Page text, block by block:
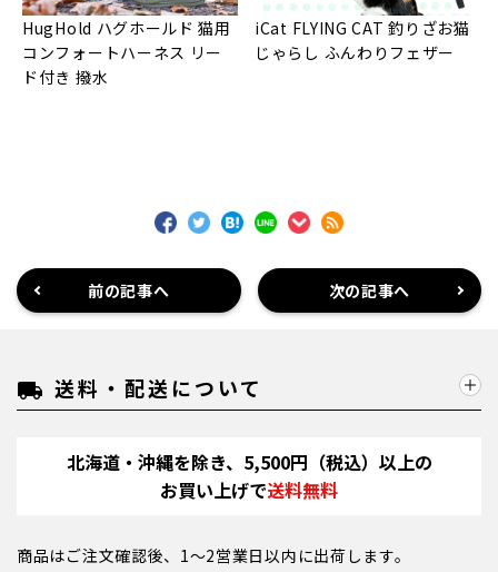
HugHold ハグホールド 猫用
コンフォートハーネス リー
ド付き 撥水
iCat FLYING CAT 釣りざお猫
じゃらし ふんわりフェザー
前の記事へ 次の記事へ
local_shipping 送料・配送について
北海道・沖縄を除き、5,500円（税込）以上の
お買い上げで送料無料
商品はご注文確認後、1～2営業日以内に出荷します。